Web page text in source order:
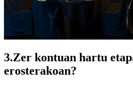
3.Zer kontuan hartu
erosterakoan?